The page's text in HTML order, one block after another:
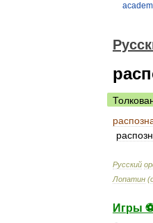
распозн
Русский
Лопатин (
Игры